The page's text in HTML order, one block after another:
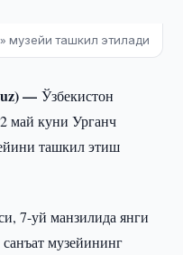
музейи ташкил этилади
—Ўзбекистон
май куни Урганч
ташкил этиш
7-уй манзилида янги
музейининг